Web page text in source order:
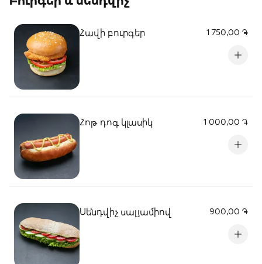
Հավի բուրգեր 1 750,00 ֏
Հոթ դոգ կլասիկ 1 000,00 ֏
Սենդվիչ սալյամիով 900,00 ֏